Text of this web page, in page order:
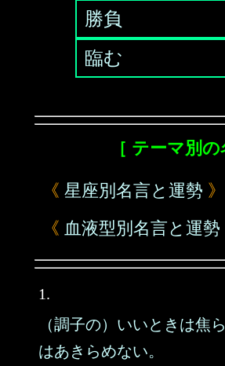
勝負
臨む
［ テーマ別の
《 星座別名言と運勢 》
《 血液型別名言と運勢
1.
（調子の）いいときは焦
はあきらめない。